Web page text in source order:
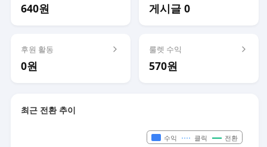
640원 게시글 0
후원 활동
0원
룰렛 수익
570원
최근 전환 추이